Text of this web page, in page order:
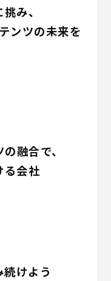
み、
ンツの未来を
融合で、
る会社
けよう